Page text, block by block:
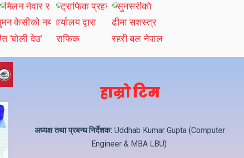
हाम्रो टिम
अध्यक्ष तथा प्रबन्ध निर्देशक:Uddhab Kumar Gupta (Computer
Engineer & MBA LBU)